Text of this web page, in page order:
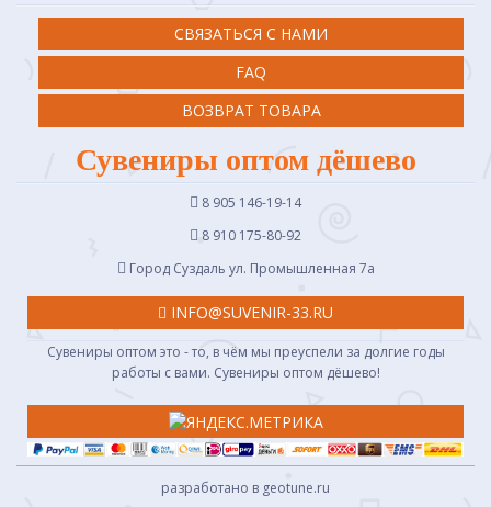
СВЯЗАТЬСЯ С НАМИ
FAQ
ВОЗВРАТ ТОВАРА
Сувениры оптом дёшево
8 905 146-19-14
8 910 175-80-92
Город Суздаль ул. Промышленная 7a
INFO@SUVENIR-33.RU
Сувениры оптом это - то, в чём мы преуспели за долгие годы
работы с вами. Сувениры оптом дёшево!
разработано в geotune.ru